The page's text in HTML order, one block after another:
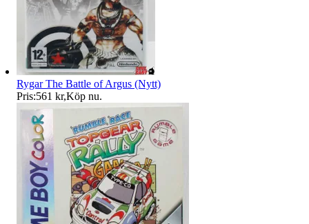
Rygar The Battle of Argus (Nytt)
Pris:561 kr,Köp nu.